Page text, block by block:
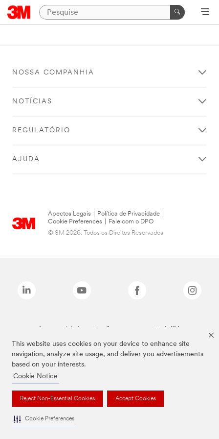
This website uses cookies on your device to enhance site
navigation, analyze site usage, and deliver you advertisements
based on your interests.
Cookie Notice
Reject Non-Essential Cookies Accept Cookies
Cookie Preferences
NOSSA COMPANHIA
NOTÍCIAS
REGULATÓRIO
AJUDA
Apectos Legais Política de Privacidade
Cookie Preferences
Fale com o DPO
© 3M 2026. Todos os Direitos Reservados.
As marcas listadas a cima são marcas comerciais da 3M.